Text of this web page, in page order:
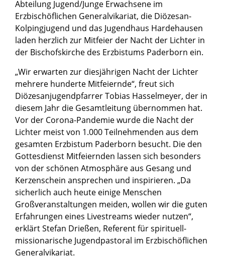
Abteilung Jugend/Junge Erwachsene im
Erzbischöflichen Generalvikariat, die Diözesan-
Kolpingjugend und das Jugendhaus Hardehausen
laden herzlich zur Mitfeier der Nacht der Lichter in
der Bischofskirche des Erzbistums Paderborn ein.
„Wir erwarten zur diesjährigen Nacht der Lichter
mehrere hunderte Mitfeiernde“, freut sich
Diözesanjugendpfarrer Tobias Hasselmeyer, der in
diesem Jahr die Gesamtleitung übernommen hat.
Vor der Corona-Pandemie wurde die Nacht der
Lichter meist von 1.000 Teilnehmenden aus dem
gesamten Erzbistum Paderborn besucht. Die den
Gottesdienst Mitfeiernden lassen sich besonders
von der schönen Atmosphäre aus Gesang und
Kerzenschein ansprechen und inspirieren. „Da
sicherlich auch heute einige Menschen
Großveranstaltungen meiden, wollen wir die guten
Erfahrungen eines Livestreams wieder nutzen“,
erklärt Stefan Drießen, Referent für spirituell-
missionarische Jugendpastoral im Erzbischöflichen
Generalvikariat.